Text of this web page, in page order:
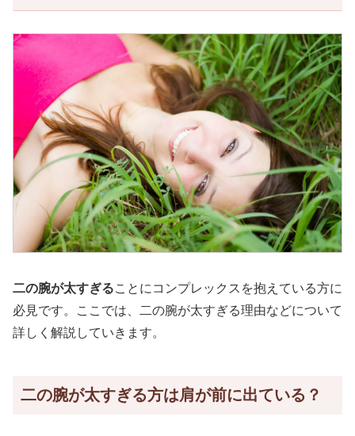
二の腕が太すぎることにコンプレックスを抱えている方に
必見です。ここでは、二の腕が太すぎる理由などについて
詳しく解説していきます。
二の腕が太すぎる方は肩が前に出ている？